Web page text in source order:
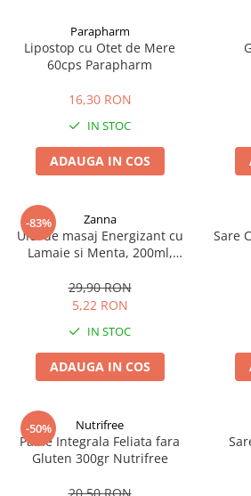
Sanatatea ochilor
Hepato-biliare
Glanda tiroida
Probleme renale
Prostata, urologie
Sistemul osos
Produse naturiste
Antiinflamator
Antioxidanti
Antitumorale
Articulatii sanatoase
Cardiovasculare
Digestie
Imunitate
Memorie
Indulcitori
Miere
Bomboane
Gume de mestecat
Siropuri, gemuri
Ciocolata
Miere Manuka
Mancare sanatoasa
Leguminoase
Paine, faina si mixuri
Uleiuri alimentare
Ulei CBD
Unturi alimentare
Sucuri
Produse instant
Geluri de dus naturale
Vopsele
Produse de uz casnic
Produse pentru bucatarie
Produse igienizare
Deodorante
Igiena orala
Protectie antivirala
Sare de baie
Detergenti Bio
Parapharm
Lipostop cu Otet de Mere
60cps Parapharm
16,30 RON
IN STOC
ADAUGA IN COS
-83% Zanna
Ulei de masaj Energizant cu
Lamaie si Menta, 200ml,
29,90 RON
5,22 RON
IN STOC
ADAUGA IN COS
Sare
-50% Nutrifree
Paine Integrala Feliata fara
Gluten 300gr Nutrifree